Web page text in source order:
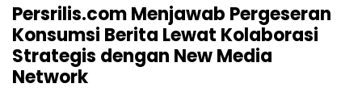
Persrilis.com Menjawab Pergeseran
Konsumsi Berita Lewat Kolaborasi
Strategis dengan New Media
Network